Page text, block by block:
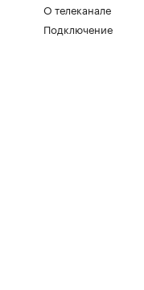
О телеканале
Подключение